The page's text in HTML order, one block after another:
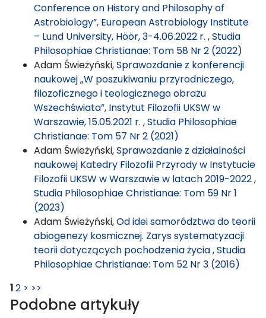
Conference on History and Philosophy of
Astrobiology”, European Astrobiology Institute
– Lund University, Höör, 3-4.06.2022 r. ,Studia
Philosophiae Christianae: Tom 58 Nr 2 (2022)
Adam Świeżyński,Sprawozdanie z konferencji
naukowej „W poszukiwaniu przyrodniczego,
filozoficznego i teologicznego obrazu
Wszechświata”, Instytut Filozofii UKSW w
Warszawie, 15.05.2021 r. ,Studia Philosophiae
Christianae: Tom 57 Nr 2 (2021)
Adam Świeżyński,Sprawozdanie z działalności
naukowej Katedry Filozofii Przyrody w Instytucie
Filozofii UKSW w Warszawie w latach 2019-2022,
Studia Philosophiae Christianae: Tom 59 Nr 1
(2023)
Adam Świeżyński,Od idei samorództwa do teorii
abiogenezy kosmicznej. Zarys systematyzacji
teorii dotyczących pochodzenia życia,Studia
Philosophiae Christianae: Tom 52 Nr 3 (2016)
12 > >>
Podobne artykuły